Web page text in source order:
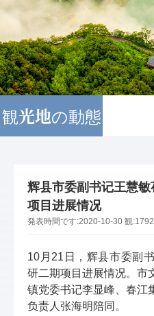
観光地の動態
辉县市委副书记王慧
项目进展情况
発表時間です:2020-10-30 観:1792
10月21日，辉县市委副
研二期项目进展情况。市
镇党委书记李显峰、春江
负责人张海明陪同。